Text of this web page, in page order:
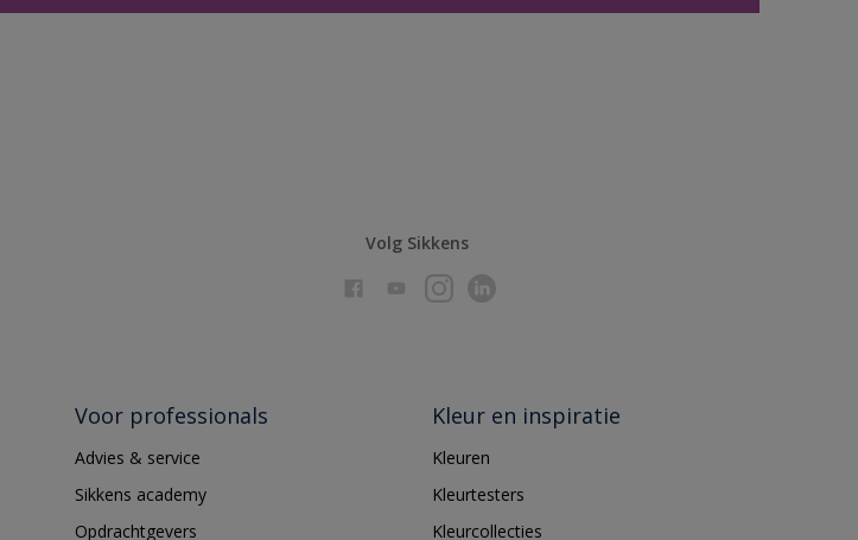
Volg Sikkens
Voor professionals
Advies & service
Sikkens academy
Opdrachtgevers
Kleur en inspiratie
Kleuren
Kleurtesters
Kleurcollecties